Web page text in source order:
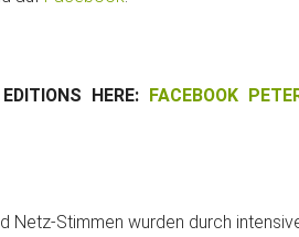
HERE: FACEBOOK
Netz-Stimmen wurden durch